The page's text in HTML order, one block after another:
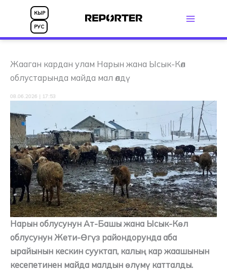
КЫР
РУС
Жааган кардан улам Нарын жана Ысык-Көл
облустарында майда мал өлдү
08.06.2026 | 17:53
Нарын облусунун Ат-Башы жана Ысык-Көл
облусунун Жети-Өгүз райондорунда аба
ырайынын кескин сууктап, калың кар жаашынын
кесепетинен майда малдын өлүмү катталды.